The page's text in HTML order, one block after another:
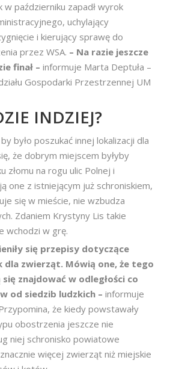
w październiku zapadł wyrok
uchylający
i kierujący sprawę do
przez WSA. – Na razie jeszcze
finał – informuje Marta Deptuła –
Gospodarki Przestrzennej UM
INDZIEJ?
było poszukać innej lokalizacji dla
że dobrym miejscem byłyby
złomu na rogu ulic Polnej i
one z istniejącym już schroniskiem,
się w mieście, nie wzbudza
Zdaniem Krystyny Lis takie
wchodzi w grę.
się przepisy dotyczące
dla zwierząt. Mówią one, że tego
znajdować w odległości co
od siedzib ludzkich – informuje
że kiedy powstawały
obostrzenia jeszcze nie
niej schronisko powiatowe
więcej zwierząt niż miejskie